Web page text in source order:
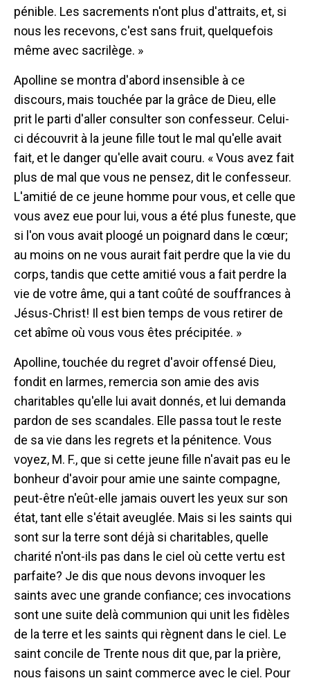
pénible. Les sacrements n'ont plus d'attraits, et, si
nous les recevons, c'est sans fruit, quelquefois
même avec sacrilège. »
Apolline se montra d'abord insensible à ce
discours, mais touchée par la grâce de Dieu, elle
prit le parti d'aller consulter son confesseur. Celui-
ci découvrit à la jeune fille tout le mal qu'elle avait
fait, et le danger qu'elle avait couru. « Vous avez fait
plus de mal que vous ne pensez, dit le confesseur.
L'amitié de ce jeune homme pour vous, et celle que
vous avez eue pour lui, vous a été plus funeste, que
si l'on vous avait ploogé un poignard dans le cœur;
au moins on ne vous aurait fait perdre que la vie du
corps, tandis que cette amitié vous a fait perdre la
vie de votre âme, qui a tant coûté de souffrances à
Jésus-Christ! Il est bien temps de vous retirer de
cet abîme où vous vous êtes précipitée. »
Apolline, touchée du regret d'avoir offensé Dieu,
fondit en larmes, remercia son amie des avis
charitables qu'elle lui avait donnés, et lui demanda
pardon de ses scandales. Elle passa tout le reste
de sa vie dans les regrets et la pénitence. Vous
voyez, M. F., que si cette jeune fille n'avait pas eu le
bonheur d'avoir pour amie une sainte compagne,
peut-être n'eût-elle jamais ouvert les yeux sur son
état, tant elle s'était aveuglée. Mais si les saints qui
sont sur la terre sont déjà si charitables, quelle
charité n'ont-ils pas dans le ciel où cette vertu est
parfaite? Je dis que nous devons invoquer les
saints avec une grande confiance; ces invocations
sont une suite delà communion qui unit les fidèles
de la terre et les saints qui règnent dans le ciel. Le
saint concile de Trente nous dit que, par la prière,
nous faisons un saint commerce avec le ciel. Pour